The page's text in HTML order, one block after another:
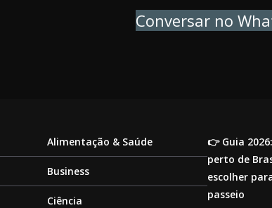
Conversar no
Alimentação & Saúde
Business
Ciência
👉 Guia
perto de
escolher
passeio